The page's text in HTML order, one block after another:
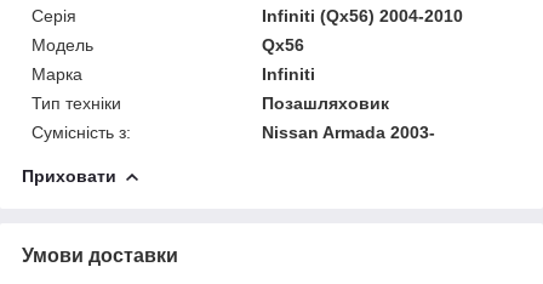
Серія
Infiniti (Qx56) 2004-2010
Модель
Qx56
Марка
Infiniti
Тип техніки
Позашляховик
Сумісність з:
Nissan Armada 2003-
Приховати
Умови доставки